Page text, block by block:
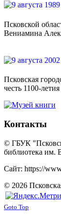
Псковской
Вениамина
Псковская
честь 1100-
Контакты
© ГБУК
библиотека им.
Сайт: https://
© 2026
Goto Top